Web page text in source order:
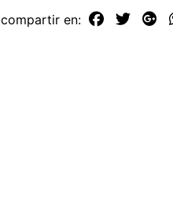
compartir en: